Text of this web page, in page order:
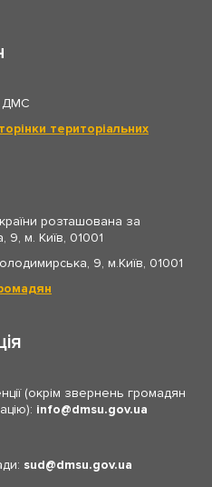
ДМС
територіальних
розташована за
м. Київ, 01001
9, м.Київ, 01001
(окрім звернень громадян
info dmsu.gov.ua
sud dmsu.gov.ua